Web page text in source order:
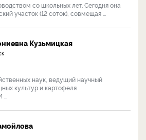
со школьных лет. Сегодня она
участок (12 соток), совмещая ...
Кузьмицкая
наук, ведущий научный
культур и картофеля